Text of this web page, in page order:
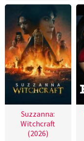
Suzzanna:
Witchcraft
(2026)